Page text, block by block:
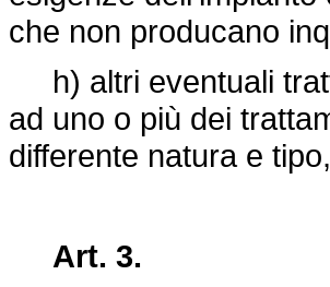
che non producano
h) altri eventuali
ad uno o più dei
differente natura e
Art. 3.